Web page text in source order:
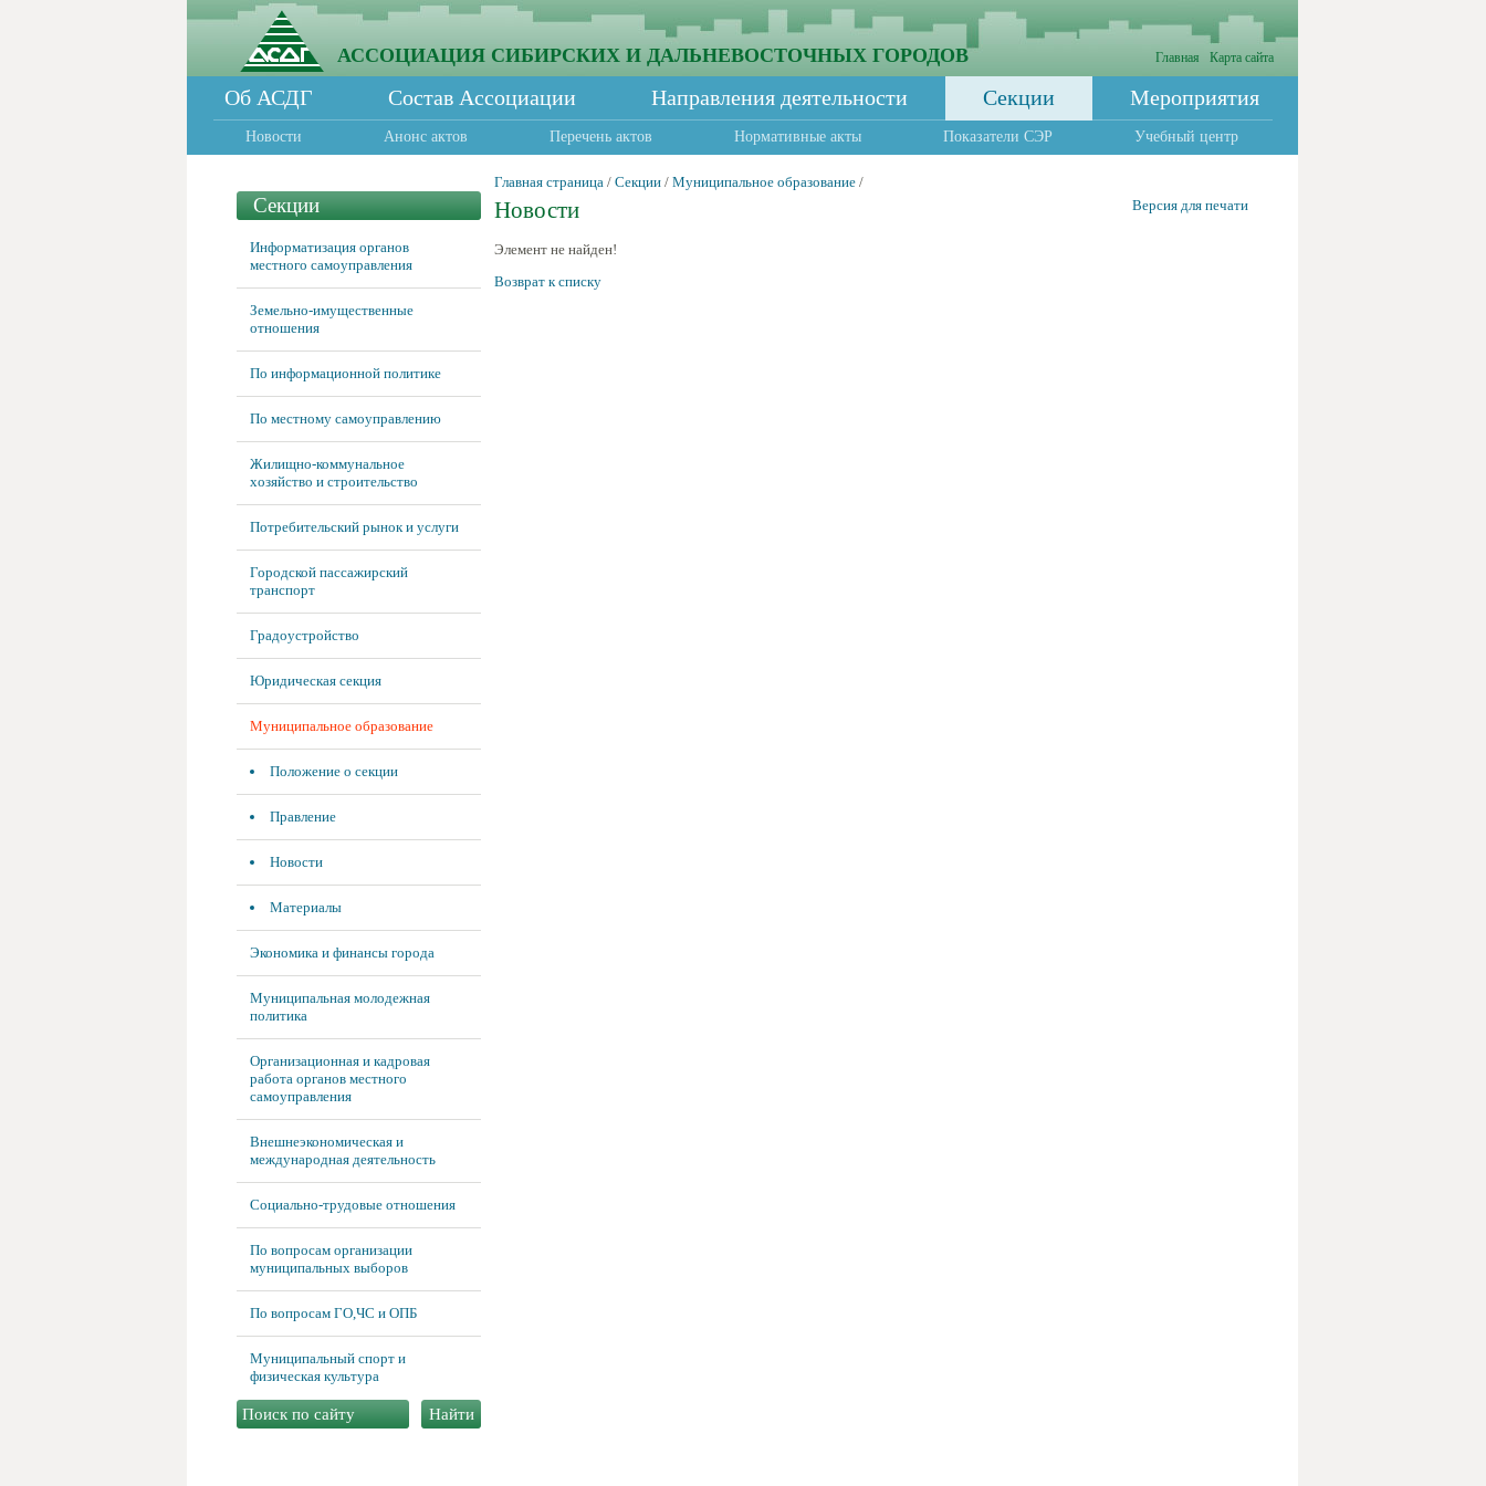
АССОЦИАЦИЯ СИБИРСКИХ И ДАЛЬНЕВОСТОЧНЫХ ГОРОДОВ Главная Карта сайта
Об АСДГ Состав Ассоциации Направления деятельности Секции Мероприятия
Новости Анонс актов Перечень актов Нормативные акты Показатели СЭР Учебный центр
Секции
Информатизация органов
местного самоуправления
Земельно-имущественные
отношения
По информационной политике
По местному самоуправлению
Жилищно-коммунальное
хозяйство и строительство
Потребительский рынок и услуги
Городской пассажирский
транспорт
Градоустройство
Юридическая секция
Муниципальное образование
Положение о секции
Правление
Новости
Материалы
Экономика и финансы города
Муниципальная молодежная
политика
Организационная и кадровая
работа органов местного
самоуправления
Внешнеэкономическая и
международная деятельность
Социально-трудовые отношения
По вопросам организации
муниципальных выборов
По вопросам ГО,ЧС и ОПБ
Муниципальный спорт и
физическая культура
Главная страница / Секции / Муниципальное образование /
Новости Версия для печати
Элемент не найден!
Возврат к списку